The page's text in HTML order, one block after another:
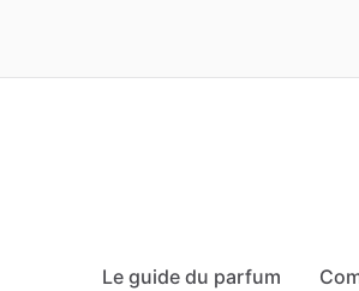
Le guide du parfum